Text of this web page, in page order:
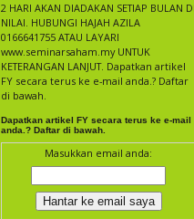
2 HARI AKAN DIADAKAN SETIAP BULAN DI
NILAI. HUBUNGI HAJAH AZILA
0166641755 ATAU LAYARI
www.seminarsaham.my UNTUK
KETERANGAN LANJUT. Dapatkan artikel
FY secara terus ke e-mail anda.? Daftar
di bawah.
Dapatkan artikel FY secara terus ke e-mail
anda.? Daftar di bawah.
Masukkan email anda: